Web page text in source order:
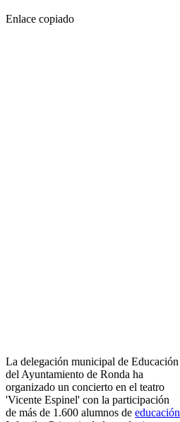
Enlace copiado
La delegación municipal de Educación
del Ayuntamiento de Ronda ha
organizado un concierto en el teatro
'Vicente Espinel' con la participación
de más de 1.600 alumnos de educación